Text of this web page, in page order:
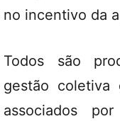
no incentivo da
Todos são
gestão coletiva
associados